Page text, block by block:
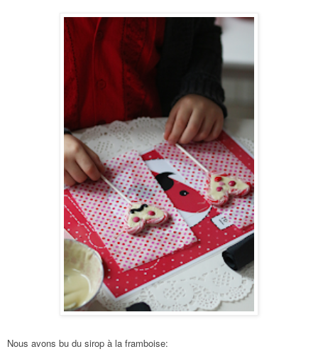
Nous avons bu du sirop à la framboise: